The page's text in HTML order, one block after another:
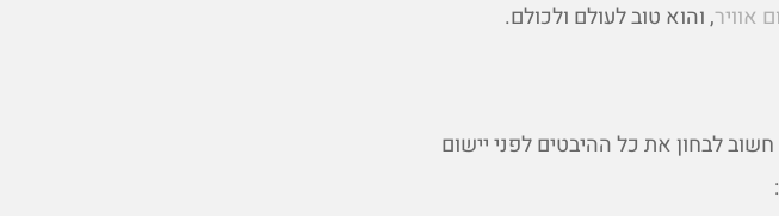
אוויר, והוא טוב לעולם ולכולם.
לבחון את כל ההיבטים לפני יישום